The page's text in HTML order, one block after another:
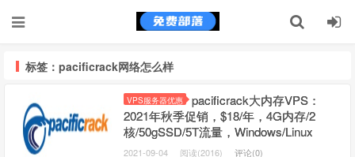
标签：pacificrack网络怎么样
VPS服务器优惠
pacificrack大内存VPS：
2021年秋季促销，$18/年，4G内存/2
核/50gSSD/5T流量，Windows/Linux
2021-09-04 阅读(2016) 评论(0)